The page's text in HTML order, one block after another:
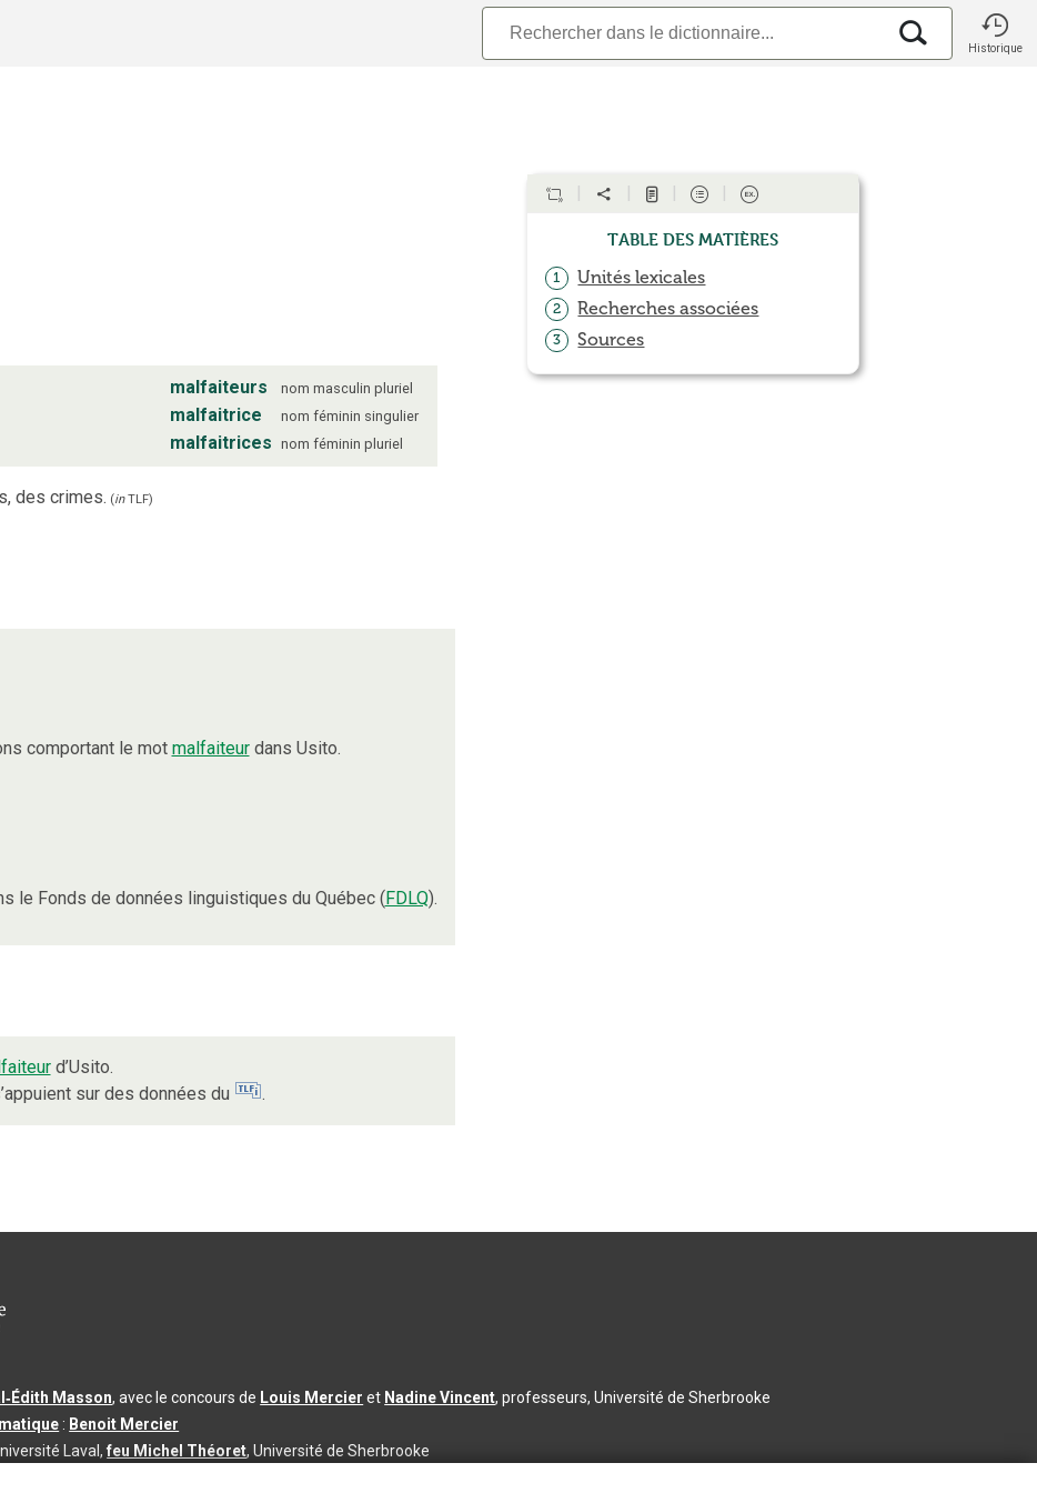
Historique
malfaiteurs nom masculin pluriel
malfaitrice nom féminin singulier
malfaitrices nom féminin pluriel
des crimes. (inTLF)
comportant le mot malfaiteurdans Usito.
le Fonds de données linguistiques du Québec (FDLQ).
d’Usito.
sur des données du
.
Table des matières
1 Unités lexicales
2 Recherches associées
3 Sources
Masson, avec le concours de Louis Mercier et Nadine Vincent, professeurs, Université de Sherbrooke
: Benoit Mercier
Laval,feu Michel Théoret, Université de Sherbrooke